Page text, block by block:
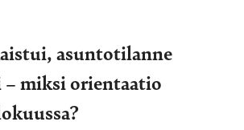
asuntotilanne
miksi orientaatio